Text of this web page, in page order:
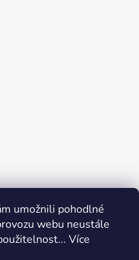
umožnili pohodlné
webu neustále
Více